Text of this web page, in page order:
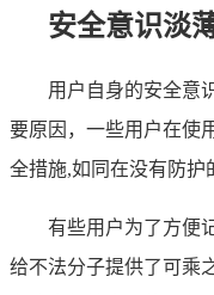
安全意识淡
用户自身的安全意
要原因，一些用户在使
全措施,如同在没有防护
有些用户为了方便
给不法分子提供了可乘